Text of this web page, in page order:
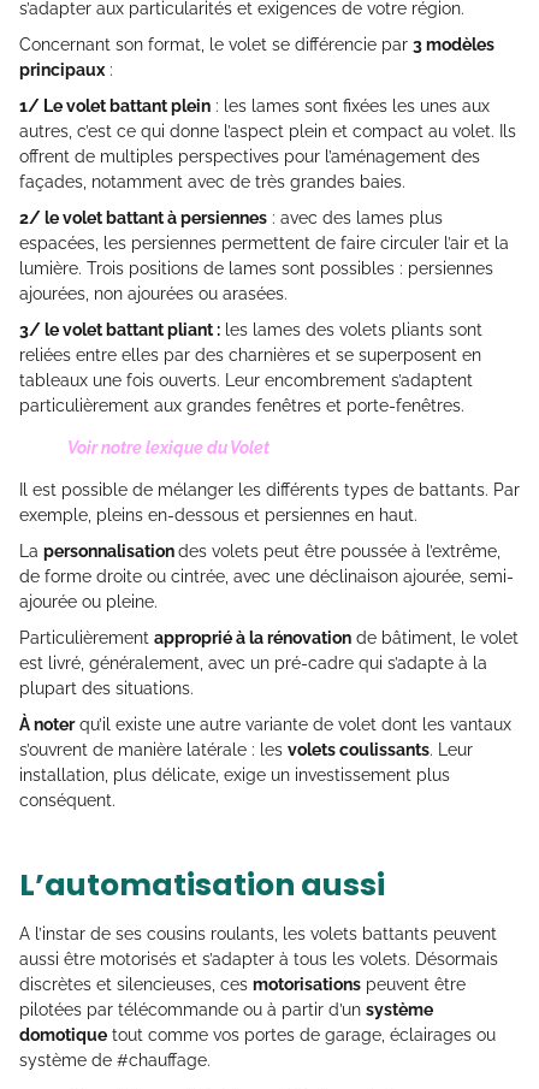
s’adapter aux particularités et exigences de votre région.
Concernant son format, le volet se différencie par 3 modèles
principaux:
1/ Le volet battant plein : les lames sont fixées les unes aux
autres, c’est ce qui donne l’aspect plein et compact au volet. Ils
offrent de multiples perspectives pour l’aménagement des
façades, notamment avec de très grandes baies.
2/ le volet battant à persiennes : avec des lames plus
espacées, les persiennes permettent de faire circuler l’air et la
lumière. Trois positions de lames sont possibles : persiennes
ajourées, non ajourées ou arasées.
3/ le volet battant pliant : les lames des volets pliants sont
reliées entre elles par des charnières et se superposent en
tableaux une fois ouverts. Leur encombrement s’adaptent
particulièrement aux grandes fenêtres et porte-fenêtres.
Voir notre lexique du Volet
Il est possible de mélanger les différents types de battants. Par
exemple, pleins en-dessous et persiennes en haut.
La personnalisationdes volets peut être poussée à l’extrême,
de forme droite ou cintrée, avec une déclinaison ajourée, semi-
ajourée ou pleine.
Particulièrement approprié à la rénovation de bâtiment, le volet
est livré, généralement, avec un pré-cadre qui s’adapte à la
plupart des situations.
À noterqu’il existe une autre variante de volet dont les vantaux
s’ouvrent de manière latérale : les volets coulissants. Leur
installation, plus délicate, exige un investissement plus
conséquent.
L’automatisation aussi
A l’instar de ses cousins roulants, les volets battants peuvent
aussi être motorisés et s’adapter à tous les volets. Désormais
discrètes et silencieuses, ces motorisations peuvent être
pilotées par télécommande ou à partir d’un système
domotique tout comme vos portes de garage, éclairages ou
système de #chauffage.